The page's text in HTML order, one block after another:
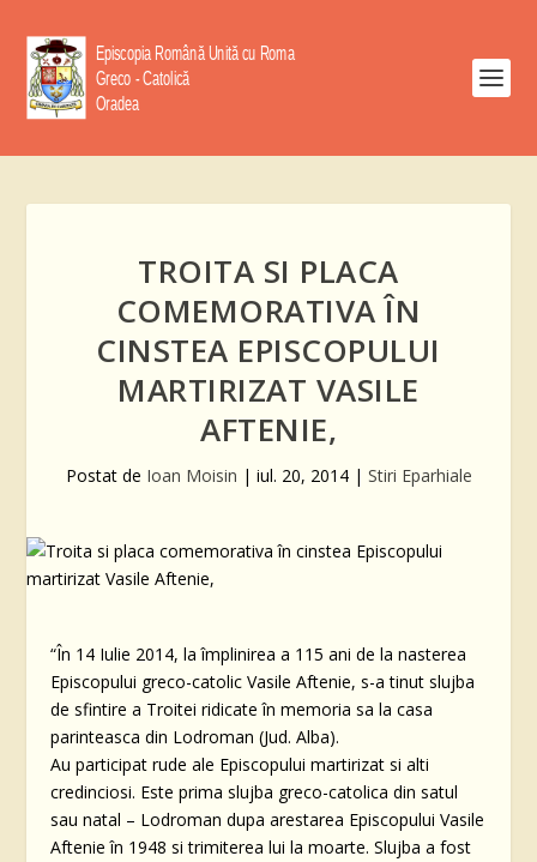
TROITA SI PLACA
COMEMORATIVA ÎN
CINSTEA EPISCOPULUI
MARTIRIZAT VASILE
AFTENIE,
Postat de Ioan Moisin | iul. 20, 2014| Stiri Eparhiale
“În 14 Iulie 2014, la împlinirea a 115 ani de la nasterea
Episcopului greco-catolic Vasile Aftenie, s-a tinut slujba
de sfintire a Troitei ridicate în memoria sa la casa
parinteasca din Lodroman (Jud. Alba).
Au participat rude ale Episcopului martirizat si alti
credinciosi. Este prima slujba greco-catolica din satul
sau natal – Lodroman dupa arestarea Episcopului Vasile
Aftenie în 1948 si trimiterea lui la moarte. Slujba a fost